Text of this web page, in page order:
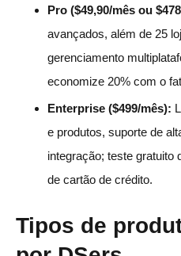
Pro ($49,90/mês ou
avançados, além de 25
gerenciamento
economize 20% com o
Enterprise ($499/mês):
e produtos, suporte de
integração; teste gratuito
de cartão de crédito.
Tipos de